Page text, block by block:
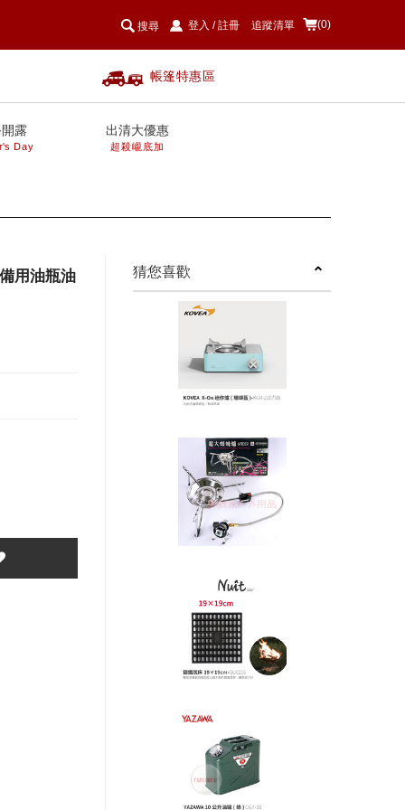
(0)
登入 / 註冊 追蹤清單
帳篷特惠區
搜尋
露
Day
出清大優惠
超殺巄底加
用油瓶油 猜您喜歡